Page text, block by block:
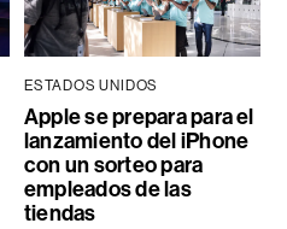
ESTADOS UNIDOS
Apple se prepara para el
lanzamiento del iPhone
con un sorteo para
empleados de las
tiendas